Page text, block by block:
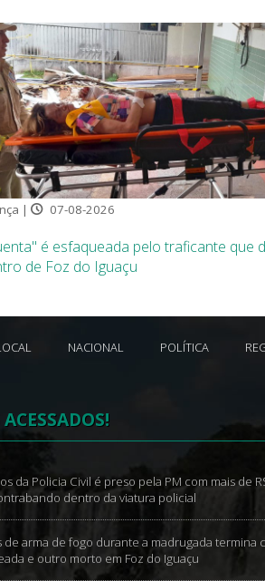
| 07-08-2026
é esfaqueada pelo traficante que
de Foz do Iguaçu
NACIONAL POLÍTICA
ACESSADOS!
da Policia Civil é preso pela PM com mais de
dentro da viatura policial
de arma de fogo durante a madrugada termina
e outro morto em Foz do Iguaçu